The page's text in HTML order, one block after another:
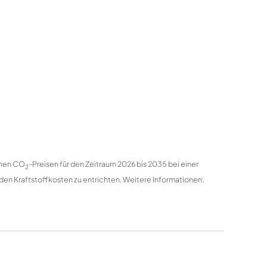
CO2-Preisen für den Zeitraum 2026 bis 2035 bei einer
Kraftstoffkosten zu entrichten. Weitere Informationen: